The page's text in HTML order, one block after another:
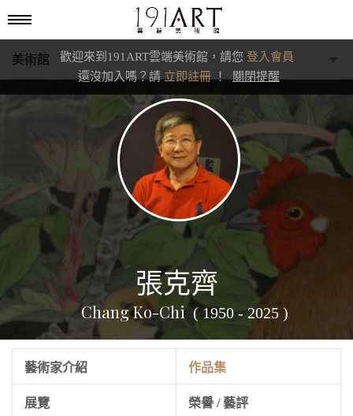
歡迎來到191ART雲端美術館，請您 登入會員
還沒加入嗎？請 立即註冊！ 關閉提醒
美術館
學藝館
典藏交流館
張克齊
Chang Ko-Chi ( 1950 - 2025 )
藝術家介紹 作品集
展覽 榮譽 / 藝評